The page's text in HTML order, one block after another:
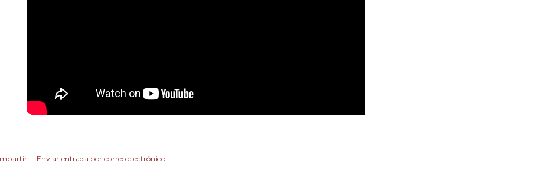
Enviar entrada por correo electrónico